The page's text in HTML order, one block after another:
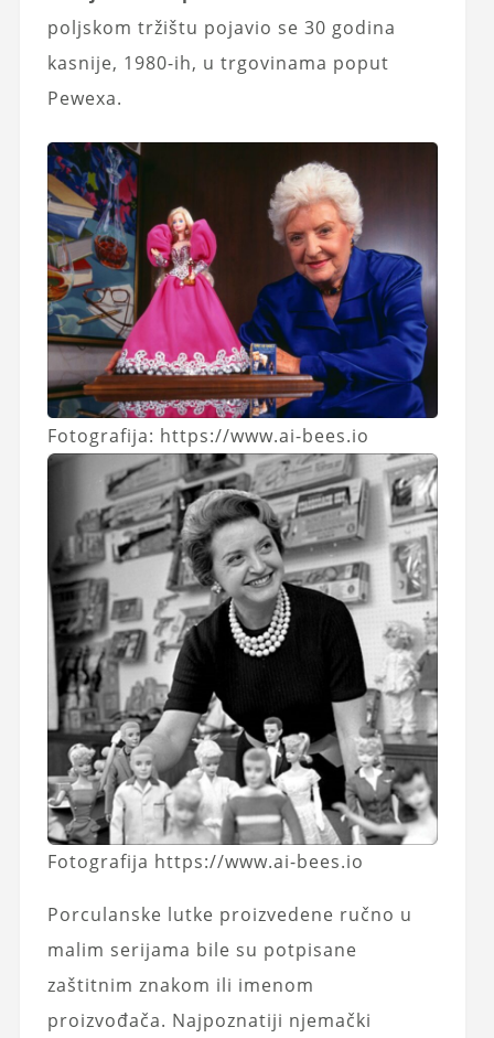
poljskom tržištu pojavio se 30 godina
kasnije, 1980-ih, u trgovinama poput
Pewexa.
Fotografija: https://www.ai-bees.io
Fotografija https://www.ai-bees.io
Porculanske lutke proizvedene ručno u
malim serijama bile su potpisane
zaštitnim znakom ili imenom
proizvođača. Najpoznatiji njemački